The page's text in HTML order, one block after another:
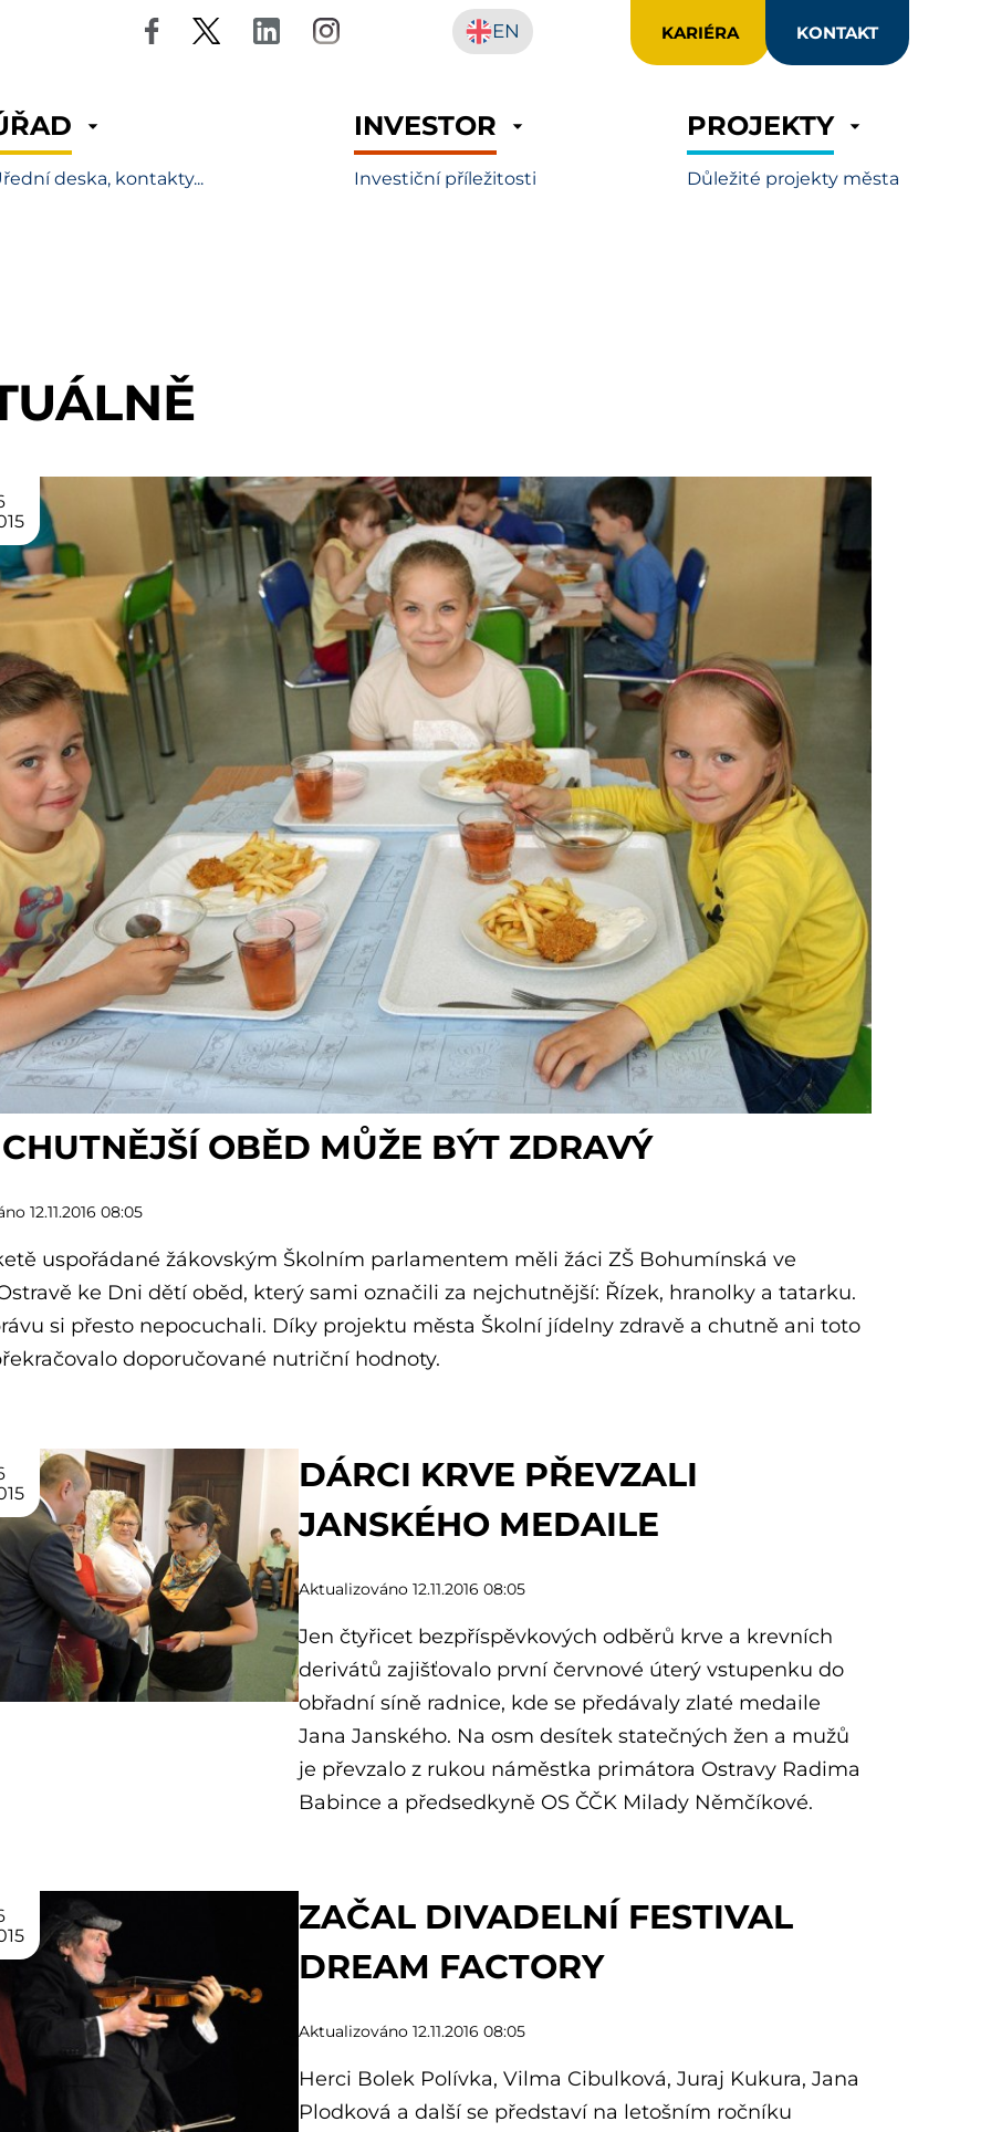
KARIÉRA KONTAKT
EN
deska, kontakty...
INVESTOR
Investiční příležitosti
PROJEKTY
Důležité projekty města
OBĚD MŮŽE BÝT ZDRAVÝ
12.11.2016 08:05
uspořádané žákovským Školním parlamentem měli žáci ZŠ Bohumínská ve
ke Dni dětí oběd, který sami označili za nejchutnější: Řízek, hranolky a tatarku.
si přesto nepocuchali. Díky projektu města Školní jídelny zdravě a chutně ani toto
doporučované nutriční hodnoty.
DÁRCI KRVE PŘEVZALI
JANSKÉHO MEDAILE
Aktualizováno 12.11.2016 08:05
Jen čtyřicet bezpříspěvkových odběrů krve a krevních
derivátů zajišťovalo první červnové úterý vstupenku do
obřadní síně radnice, kde se předávaly zlaté medaile
Jana Janského. Na osm desítek statečných žen a mužů
je převzalo z rukou náměstka primátora Ostravy Radima
Babince a předsedkyně OS ČČK Milady Němčíkové.
ZAČAL DIVADELNÍ FESTIVAL
DREAM FACTORY
Aktualizováno 12.11.2016 08:05
Herci Bolek Polívka, Vilma Cibulková, Juraj Kukura, Jana
Plodková a další se představí na letošním ročníku